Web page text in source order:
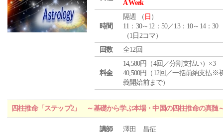
A Week
時間
隔週 （ 日 ）
11：30～12：50／13：10～14：30
（1日2コマ）
回数
全12回
料金
14,580円（4回／分割支払い）×3
40,500円（12回／一括前納支払※
義開始前まで）
四柱推命「ステップ2」 ～基礎から学ぶ本場・中国の四柱推命の真髄
講師 澤田 昌征